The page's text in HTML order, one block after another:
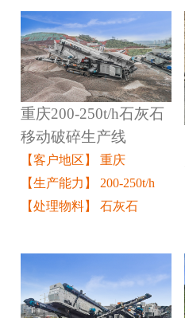
重庆200-250t/h石灰石
移动破碎生产线
【客户地区】 重庆
【生产能力】 200-250t/h
【处理物料】 石灰石